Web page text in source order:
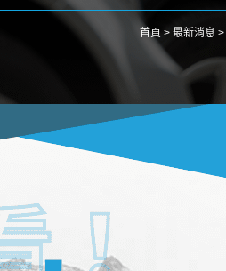
首頁 > 最新消息 >